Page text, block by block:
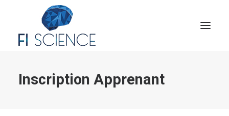
Conseil
Inscription Apprenant